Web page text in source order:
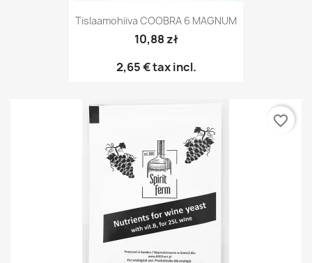
Tislaamohiiva COOBRA 6 MAGNUM
10,88 zł
2,65 €tax incl.
favorite_border